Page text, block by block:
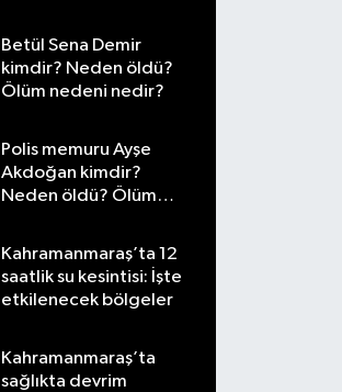
Betül Sena Demir
kimdir? Neden öldü?
Ölüm nedeni nedir?
Polis memuru Ayşe
Akdoğan kimdir?
Neden öldü? Ölüm
Kahramanmaraş’ta 12
saatlik su kesintisi: İşte
etkilenecek bölgeler
Kahramanmaraş’ta
sağlıkta devrim